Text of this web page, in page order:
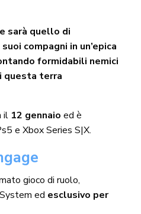
sarà quello di
compagni in un’epica
formidabili nemici
questa terra
il 12 gennaio ed è
e Xbox Series S|X.
gioco di ruolo,
ed esclusivo per